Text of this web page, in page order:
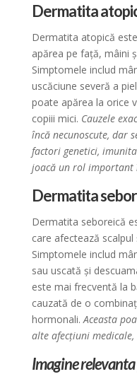
Dermatita
Dermatita atopică
apărea pe față, mâini
Simptomele includ
uscăciune severă a
poate apărea la orice
copiii mici. Cauzele
încă necunoscute, dar
factori genetici,
joacă un rol important
Dermatita
Dermatita seboreică
care afectează
Simptomele includ
sau uscată și
este mai frecventă la
cauzată de o
hormonali. Aceasta
alte afecțiuni
Imagine